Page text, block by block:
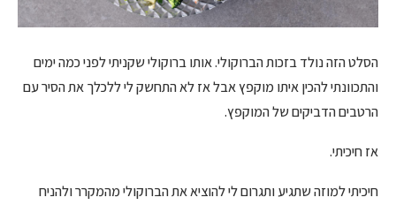
הסלט הזה נולד בזכות הברוקולי. אותו ברוקולי שקניתי לפני כמה ימים
והתכוונתי להכין איתו מוקפץ אבל אז לא התחשק לי ללכלך את הסיר עם
הרטבים הדביקים של המוקפץ.
אז חיכיתי.
חיכיתי למוזה שתגיע ותגרום לי להוציא את הברוקולי מהמקרר ולהניח